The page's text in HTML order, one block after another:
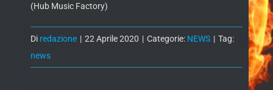
(Hub Music Factory)
Di redazione | 22 Aprile 2020 | Categorie: NEWS | Tag:
news